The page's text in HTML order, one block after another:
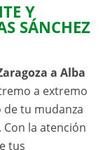
Y
SÁNCHEZ
a Alba
a extremo
tu mudanza
la atención
tus